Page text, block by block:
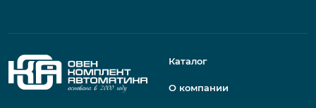
Каталог
О компании